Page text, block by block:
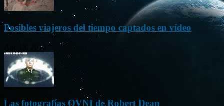
Posibles viajeros del tiempo captados en vídeo
Abr 13, 2013
Las fotografías OVNI de Robert Dean